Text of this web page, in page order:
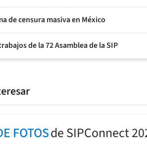
de censura masiva en México
de la 72 Asamblea de la SIP
FOTOSde SIPConnect